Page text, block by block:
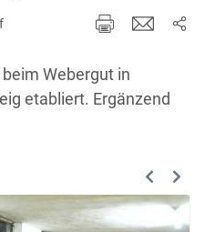
Webergut in
etabliert. Ergänzend
Previous
Next